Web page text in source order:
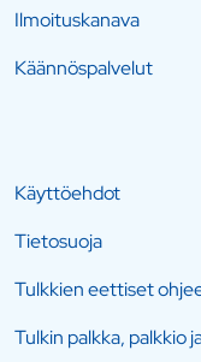
Ilmoituskanava
Käännöspalvelut
Käyttöehdot
Tietosuoja
Tulkkien eettiset
Tulkin palkka, palkkio